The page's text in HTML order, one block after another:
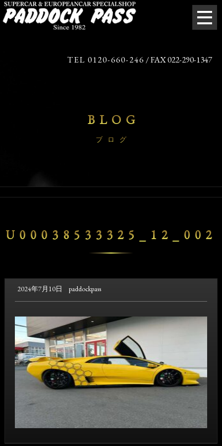
TEL 0120-660-246 / FAX 022-290-1347
BLOG
ブログ
U00038533325_12_002
2024年7月10日 paddockpass